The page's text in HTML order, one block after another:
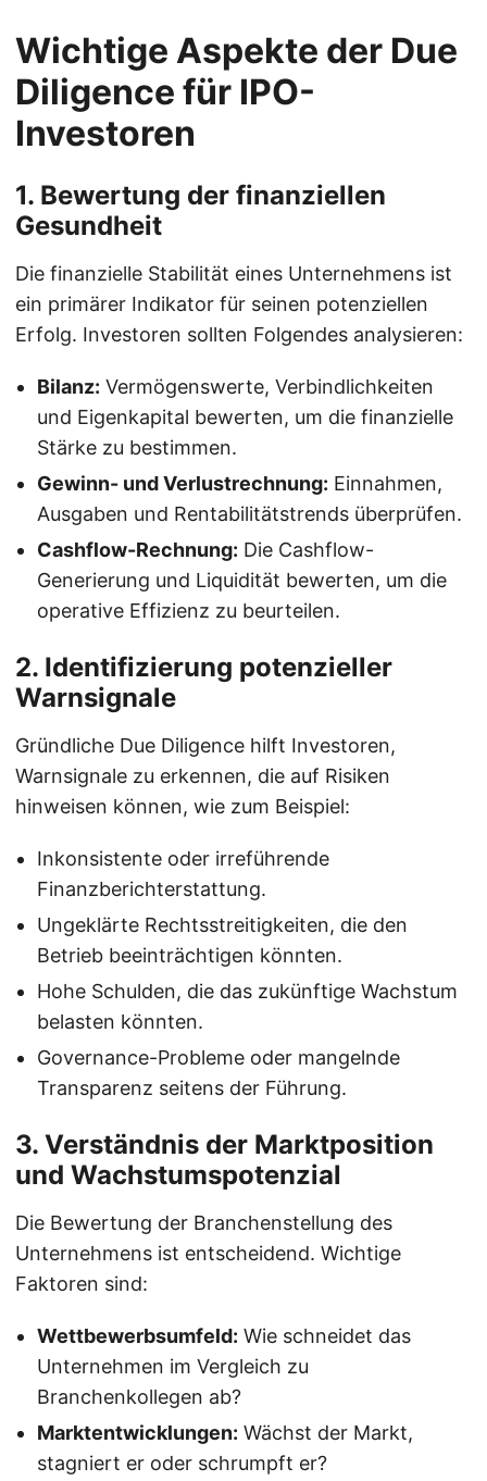
Wichtige Aspekte der Due
Diligence für IPO-
Investoren
1. Bewertung der finanziellen
Gesundheit
Die finanzielle Stabilität eines Unternehmens ist
ein primärer Indikator für seinen potenziellen
Erfolg. Investoren sollten Folgendes analysieren:
Bilanz: Vermögenswerte, Verbindlichkeiten
und Eigenkapital bewerten, um die finanzielle
Stärke zu bestimmen.
Gewinn- und Verlustrechnung: Einnahmen,
Ausgaben und Rentabilitätstrends überprüfen.
Cashflow-Rechnung: Die Cashflow-
Generierung und Liquidität bewerten, um die
operative Effizienz zu beurteilen.
2. Identifizierung potenzieller
Warnsignale
Gründliche Due Diligence hilft Investoren,
Warnsignale zu erkennen, die auf Risiken
hinweisen können, wie zum Beispiel:
Inkonsistente oder irreführende
Finanzberichterstattung.
Ungeklärte Rechtsstreitigkeiten, die den
Betrieb beeinträchtigen könnten.
Hohe Schulden, die das zukünftige Wachstum
belasten könnten.
Governance-Probleme oder mangelnde
Transparenz seitens der Führung.
3. Verständnis der Marktposition
und Wachstumspotenzial
Die Bewertung der Branchenstellung des
Unternehmens ist entscheidend. Wichtige
Faktoren sind:
Wettbewerbsumfeld: Wie schneidet das
Unternehmen im Vergleich zu
Branchenkollegen ab?
Marktentwicklungen: Wächst der Markt,
stagniert er oder schrumpft er?